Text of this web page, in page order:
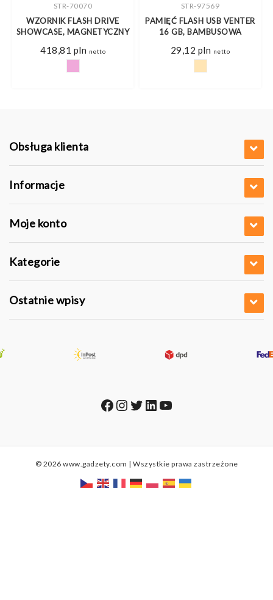
STR-70070
WZORNIK FLASH DRIVE
SHOWCASE, MAGNETYCZNY
418,81 pln netto
STR-97569
PAMIĘĆ FLASH USB VENTER
16 GB, BAMBUSOWA
29,12 pln netto
Obsługa klienta
Informacje
Moje konto
Kategorie
Ostatnie wpisy
Facebook
Instagram
Twitter
LinkedIn
YouTube
© 2026 www.gadzety.com | Wszystkie prawa zastrzeżone